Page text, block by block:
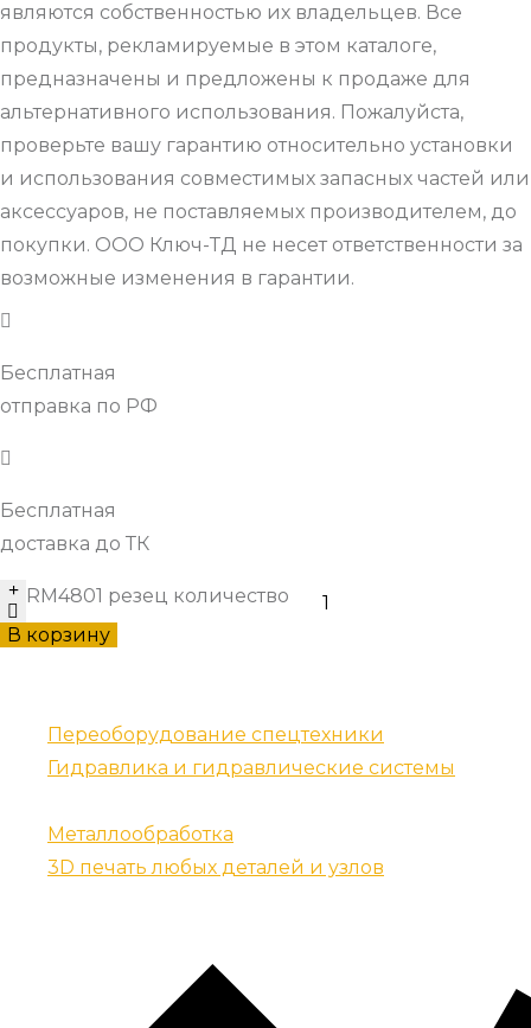
являются собственностью их владельцев. Все
продукты, рекламируемые в этом каталоге,
предназначены и предложены к продаже для
альтернативного использования. Пожалуйста,
проверьте вашу гарантию относительно установки
и использования совместимых запасных частей или
аксессуаров, не поставляемых производителем, до
покупки. ООО Ключ-ТД не несет ответственности за
возможные изменения в гарантии.
Бесплатная
отправка по РФ
Бесплатная
доставка до ТК
RM4801 резец количество
В корзину
Переоборудование спецтехники
Гидравлика и гидравлические системы
Металлообработка
3D печать любых деталей и узлов